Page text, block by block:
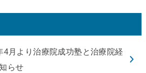
4月より治療院成功塾と治療院経
らせ